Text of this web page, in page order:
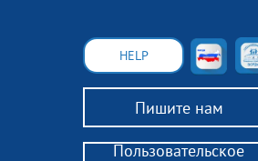
Пишите нам
HELP
Пользовательское